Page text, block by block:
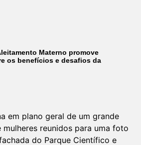
Materno promove
os benefícios e desafios da